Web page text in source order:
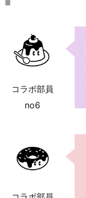
コラボ部員
no6